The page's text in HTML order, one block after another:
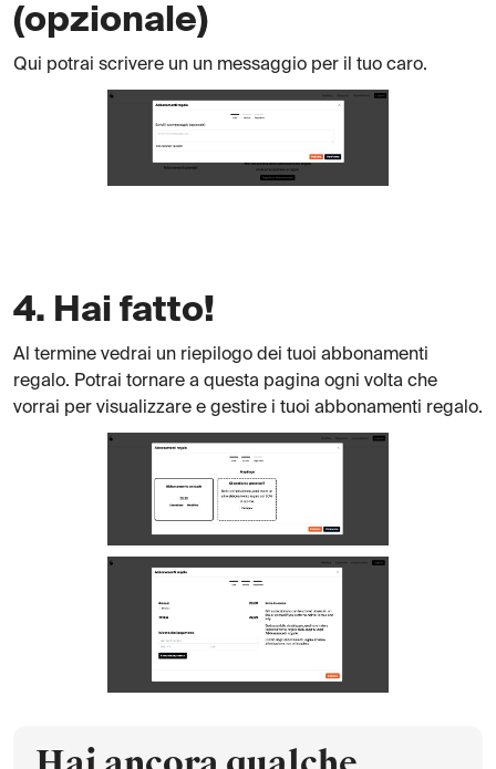
(opzionale)
Qui potrai scrivere un un messaggio per il tuo caro.
4. Hai fatto!
Al termine vedrai un riepilogo dei tuoi abbonamenti
regalo. Potrai tornare a questa pagina ogni volta che
vorrai per visualizzare e gestire i tuoi abbonamenti regalo.